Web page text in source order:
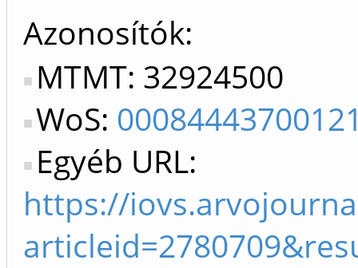
Azonosítók
MTMT: 32924500
WoS:
Egyéb URL:
https://